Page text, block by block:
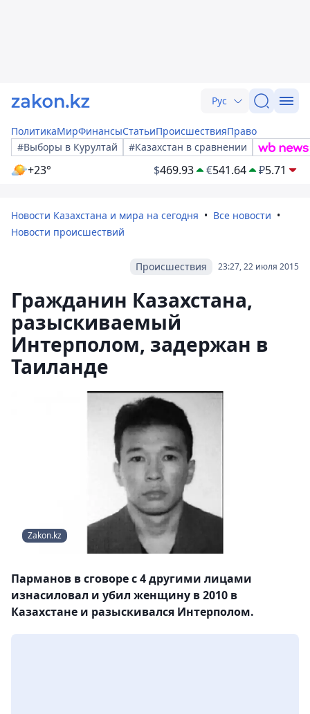
Рус
ПолитикаМирФинансыСтатьиПроисшествияПраво
#Выборы в Курултай
#Казахстан в сравнении
+23° $469.93 €541.64 ₽5.71
Новости Казахстана и мира на сегодня
Все новости
Новости происшествий
23:27, 22 июля 2015
Происшествия
Гражданин Казахстана,
разыскиваемый
Интерполом, задержан в
Таиланде
Zakon.kz
Парманов в сговоре с 4 другими лицами
изнасиловал и убил женщину в 2010 в
Казахстане и разыскивался Интерполом.